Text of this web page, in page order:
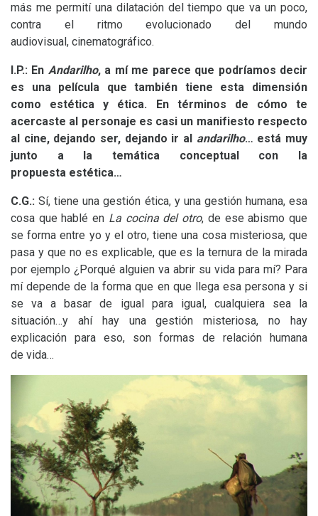
más me permití una dilatación del tiempo que va un poco,
contra el ritmo evolucionado del mundo
audiovisual, cinematográfico.
I.P.: En Andarilho, a mí me parece que podríamos decir
es una película que también tiene esta dimensión
como estética y ética. En términos de cómo te
acercaste al personaje es casi un manifiesto respecto
al cine, dejando ser, dejando ir al andarilho… está muy
junto a la temática conceptual con la
propuesta estética…
C.G.: Sí, tiene una gestión ética, y una gestión humana, esa
cosa que hablé en La cocina del otro, de ese abismo que
se forma entre yo y el otro, tiene una cosa misteriosa, que
pasa y que no es explicable, que es la ternura de la mirada
por ejemplo ¿Porqué alguien va abrir su vida para mí? Para
mí depende de la forma que en que llega esa persona y si
se va a basar de igual para igual, cualquiera sea la
situación…y ahí hay una gestión misteriosa, no hay
explicación para eso, son formas de relación humana
de vida…